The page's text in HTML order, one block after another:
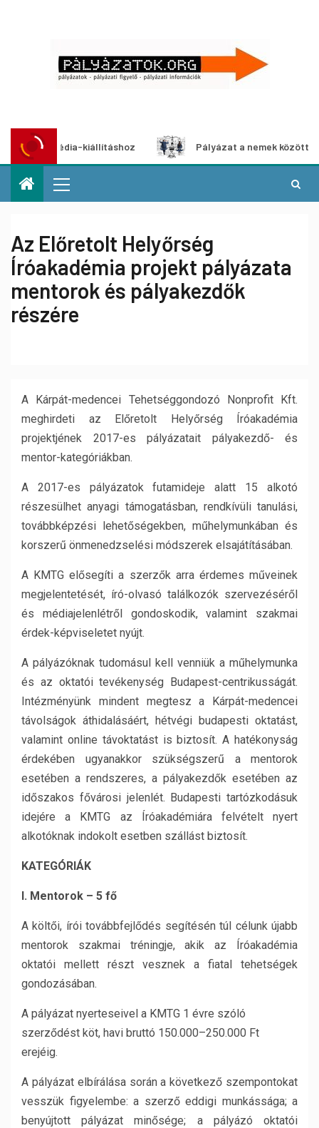
kiállításhoz Pályázat a nemek közötti
Az Előretolt Helyőrség
Íróakadémia projekt pályázata
mentorok és pályakezdők
részére
A Kárpát-medencei Tehetséggondozó Nonprofit Kft.
meghirdeti az Előretolt Helyőrség Íróakadémia
projektjének 2017-es pályázatait pályakezdő- és
mentor-kategóriákban.
A 2017-es pályázatok futamideje alatt 15 alkotó
részesülhet anyagi támogatásban, rendkívüli tanulási,
továbbképzési lehetőségekben, műhelymunkában és
korszerű önmenedzselési módszerek elsajátításában.
A KMTG elősegíti a szerzők arra érdemes műveinek
megjelentetését, író-olvasó találkozók szervezéséről
és médiajelenlétről gondoskodik, valamint szakmai
érdek-képviseletet nyújt.
A pályázóknak tudomásul kell venniük a műhelymunka
és az oktatói tevékenység Budapest-centrikusságát.
Intézményünk mindent megtesz a Kárpát-medencei
távolságok áthidalásáért, hétvégi budapesti oktatást,
valamint online távoktatást is biztosít. A hatékonyság
érdekében ugyanakkor szükségszerű a mentorok
esetében a rendszeres, a pályakezdők esetében az
időszakos fővárosi jelenlét. Budapesti tartózkodásuk
idejére a KMTG az Íróakadémiára felvételt nyert
alkotóknak indokolt esetben szállást biztosít.
KATEGÓRIÁK
I. Mentorok – 5 fő
A költői, írói továbbfejlődés segítésén túl célunk újabb
mentorok szakmai tréningje, akik az Íróakadémia
oktatói mellett részt vesznek a fiatal tehetségek
gondozásában.
A pályázat nyerteseivel a KMTG 1 évre szóló
szerződést köt, havi bruttó 150.000–250.000 Ft
erejéig.
A pályázat elbírálása során a következő szempontokat
vesszük figyelembe: a szerző eddigi munkássága; a
benyújtott pályázat minősége; a pályázó oktatói